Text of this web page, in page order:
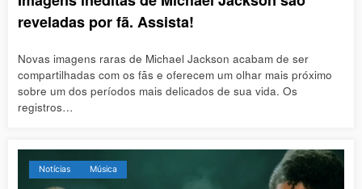
reveladas por fã. Assista!
Novas imagens raras de Michael Jackson acabam de ser
compartilhadas com os fãs e oferecem um olhar mais próximo
sobre um dos períodos mais delicados de sua vida. Os
registros…
Notícias Música